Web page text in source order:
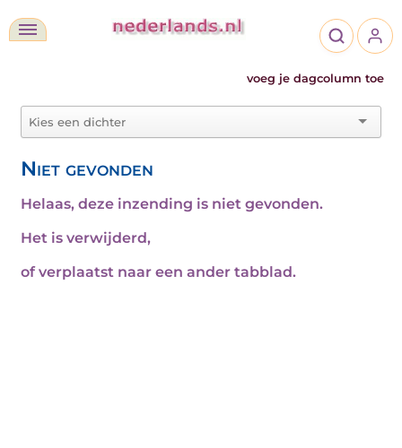
voeg je dagcolumn toe
Niet gevonden
Helaas, deze inzending is niet gevonden.
Het is verwijderd,
of verplaatst naar een ander tabblad.